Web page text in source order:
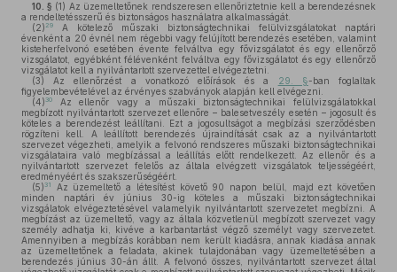
10. § (1) Az üzemeltetőnek rendszeresen ellenőriztetnie kell a berendezésnek
a rendeltetésszerű és biztonságos használatra alkalmasságát.
(2) 29
A kötelező műszaki biztonságtechnikai felülvizsgálatokat naptári
évenként a 20 évnél nem régebbi vagy felújított berendezés esetében, valamint
kisteherfelvonó esetében évente felváltva egy fővizsgálatot és egy ellenőrző
vizsgálatot, egyébként félévenként felváltva egy fővizsgálatot és egy ellenőrző
vizsgálatot kell a nyilvántartott szervezettel elvégeztetni.
(3) Az ellenőrzést a vonatkozó előírások és a 29. §-ban foglaltak
figyelembevételével az érvényes szabványok alapján kell elvégezni.
(4) 30
Az ellenőr vagy a műszaki biztonságtechnikai felülvizsgálatokkal
megbízott nyilvántartott szervezet ellenőre – balesetveszély esetén – jogosult és
köteles a berendezést leállítani. Ezt a jogosultságot a megbízási szerződésben
rögzíteni kell. A leállított berendezés újraindítását csak az a nyilvántartott
szervezet végezheti, amelyik a felvonó rendszeres műszaki biztonságtechnikai
vizsgálataira való megbízással a leállítás előtt rendelkezett. Az ellenőr és a
nyilvántartott szervezet felelős az általa elvégzett vizsgálatok teljességéért,
eredményéért és szakszerűségéért.
(5) 31
Az üzemeltető a létesítést követő 90 napon belül, majd ezt követően
minden naptári év június 30-ig köteles a műszaki biztonságtechnikai
vizsgálatok elvégeztetésével valamelyik nyilvántartott szervezetet megbízni. A
megbízást az üzemeltető, vagy az általa közvetlenül megbízott szervezet vagy
személy adhatja ki, kivéve a karbantartást végző személyt vagy szervezetet.
Amennyiben a megbízás korábban nem került kiadásra, annak kiadása annak
az üzemeltetőnek a feladata, akinek tulajdonában vagy üzemeltetésében a
berendezés június 30-án állt. A felvonó összes, nyilvántartott szervezet által